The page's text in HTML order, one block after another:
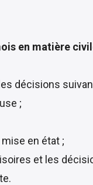
en matière
décisions
;
en état ;
et les